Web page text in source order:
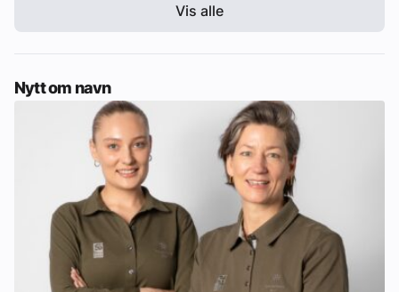
Vis alle
Nytt om navn